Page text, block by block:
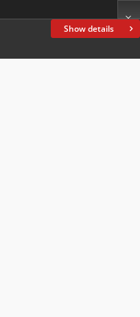
Show details